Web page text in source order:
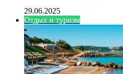
29.06.2025
Отдых и туризм